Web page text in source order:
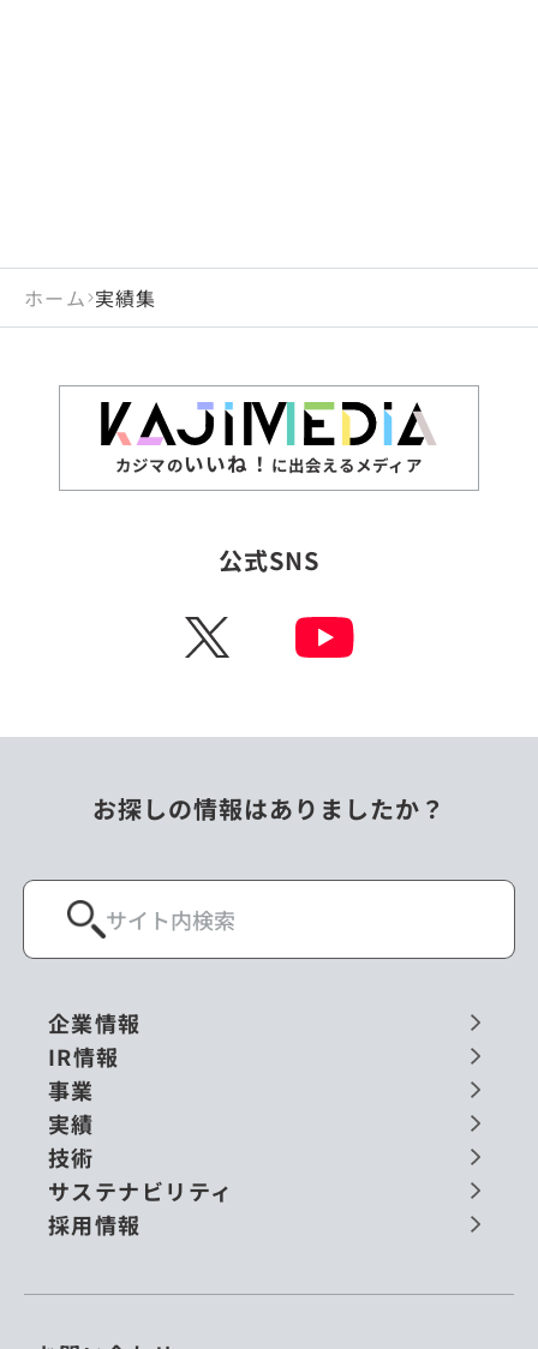
ホーム 実績集
カジマのいいね！ に出会えるメディア
公式SNS
X
お探しの情報はありましたか？
企業情報
IR情報
事業
実績
技術
サステナビリティ
採用情報